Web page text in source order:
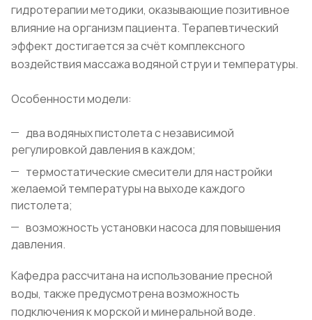
гидротерапии методики, оказывающие позитивное
влияние на организм пациента. Терапевтический
эффект достигается за счёт комплексного
воздействия массажа водяной струи и температуры.
Особенности модели:
два водяных пистолета с независимой
регулировкой давления в каждом;
термостатические смесители для настройки
желаемой температуры на выходе каждого
пистолета;
возможность установки насоса для повышения
давления.
Кафедра рассчитана на использование пресной
воды, также предусмотрена возможность
подключения к морской и минеральной воде.